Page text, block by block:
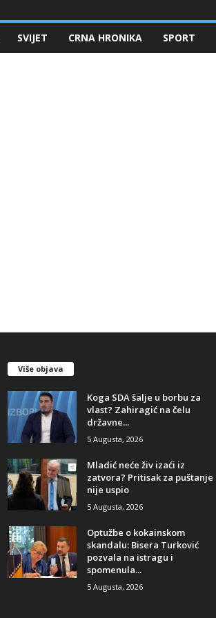
SVIJET CRNA HRONIKA SPORT
Više objava
​Koga SDA šalje u borbu za
vlast? Zahiragić na čelu
državne...
5 Augusta, 2026
​Mladić neće živ izaći iz
zatvora? Pritisak za puštanje
nije uspio
5 Augusta, 2026
​Optužbe o kokainskom
skandalu: Bisera Turković
pozvala na istragu i
spomenula...
5 Augusta, 2026